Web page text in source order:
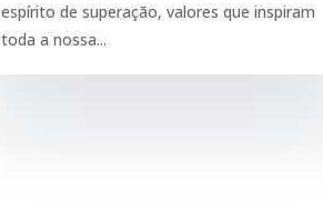
espírito de superação, valores que inspiram
toda a nossa...